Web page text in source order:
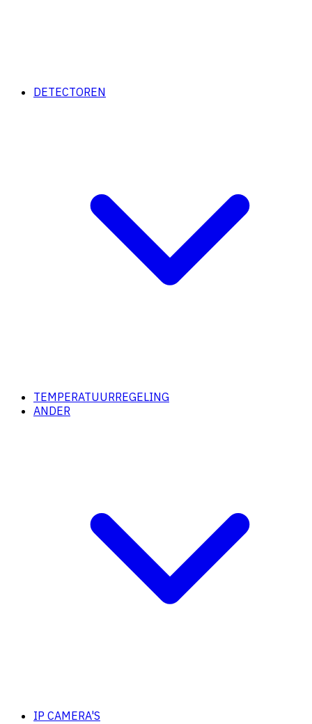
DETECTOREN
TEMPERATUURREGELING
ANDER
IP CAMERA'S